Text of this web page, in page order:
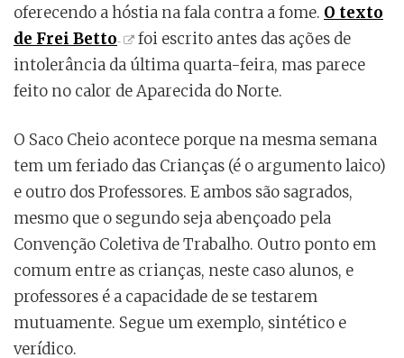
oferecendo a hóstia na fala contra a fome. O texto
de Frei Betto
foi escrito antes das ações de
intolerância da última quarta-feira, mas parece
feito no calor de Aparecida do Norte.
O Saco Cheio acontece porque na mesma semana
tem um feriado das Crianças (é o argumento laico)
e outro dos Professores. E ambos são sagrados,
mesmo que o segundo seja abençoado pela
Convenção Coletiva de Trabalho. Outro ponto em
comum entre as crianças, neste caso alunos, e
professores é a capacidade de se testarem
mutuamente. Segue um exemplo, sintético e
verídico.